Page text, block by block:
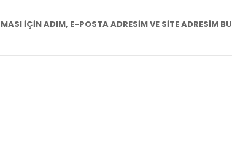
IÇIN ADIM, E-POSTA ADRESIM VE SITE ADRESIM BU